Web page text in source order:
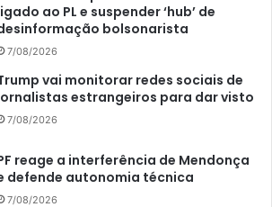
ao PL e suspender ‘hub’ de
bolsonarista
7/08/2026
vai monitorar redes sociais de
estrangeiros para dar visto
7/08/2026
reage a interferência de Mendonça
defende autonomia técnica
7/08/2026